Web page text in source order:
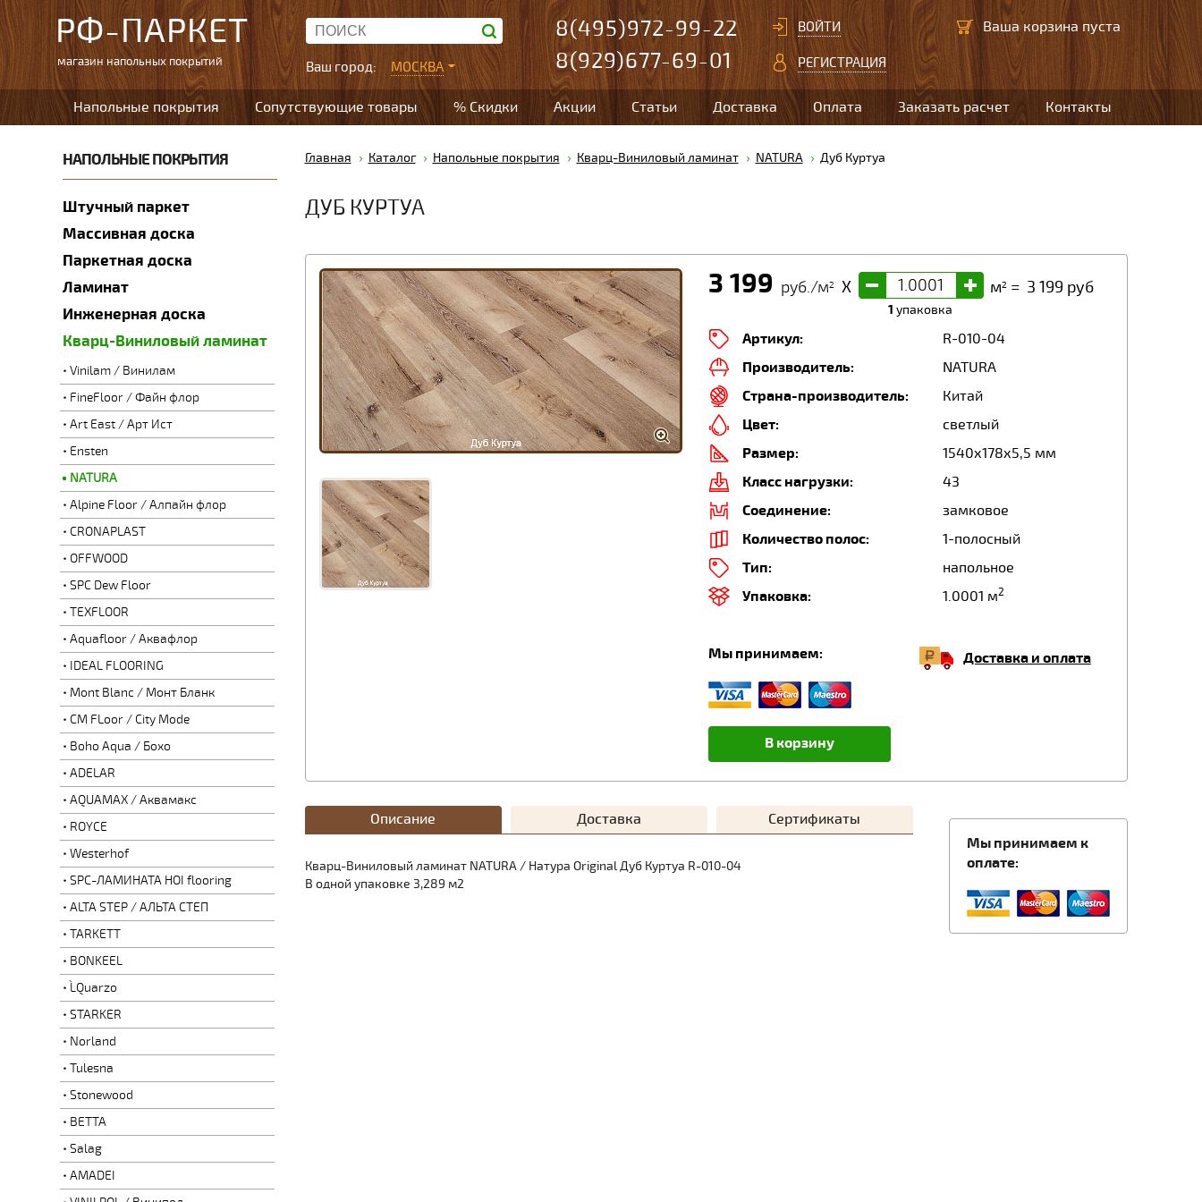
РФ-ПАРКЕТ
магазин напольных покрытий Ваш город: МОСКВА
8(495)972-99-22
8(929)677-69-01
ВОЙТИ
РЕГИСТРАЦИЯ
Ваша корзина пуста
Напольные покрытия Сопутствующие товары % Скидки Акции Статьи Доставка Оплата Заказать расчет Контакты
НАПОЛЬНЫЕ ПОКРЫТИЯ
Штучный паркет
Массивная доска
Паркетная доска
Ламинат
Инженерная доска
Кварц-Виниловый ламинат
Vinilam / Винилам
FineFloor / Файн флор
Art East / Арт Ист
Ensten
NATURA
Alpine Floor / Алпайн флор
CRONAPLAST
OFFWOOD
SPC Dew Floor
TEXFLOOR
Aquafloor / Аквафлор
IDEAL FLOORING
Mont Blanc / Монт Бланк
CM FLoor / City Mode
Boho Aqua / Бохо
ADELAR
AQUAMAX / Аквамакс
ROYCE
Westerhof
SPC-ЛАМИНАТА HOI flooring
ALTA STEP / АЛЬТА СТЕП
TARKETT
BONKEEL
L`Quarzo
STARKER
Norland
Tulesna
Stonewood
BETTA
Salag
AMADEI
Главная Каталог Напольные покрытия Кварц-Виниловый ламинат NATURA Дуб Куртуа
ДУБ КУРТУА
3 199 руб./м2 X - +
1 упаковка
м2 = 3 199 руб
Артикул:
R-010-04
Производитель:
NATURA
Страна-производитель:
Китай
Цвет:
светлый
Размер:
1540х178х5,5 мм
Класс нагрузки:
43
Соединение:
замковое
Количество полос:
1-полосный
Тип:
напольное
Упаковка:
1.0001 м2
Мы принимаем: Доставка и оплата
В корзину
Описание Доставка Сертификаты
Кварц-Виниловый ламинат NATURA / Натура Original Дуб Куртуа R-010-04
В одной упаковке 3,289 м2
Мы принимаем к
оплате: